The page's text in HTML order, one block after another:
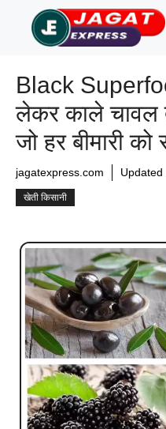
content
Black
लेकर काले
जो हर बीमारी
jagatexpress.com Updated
खेती किसानी